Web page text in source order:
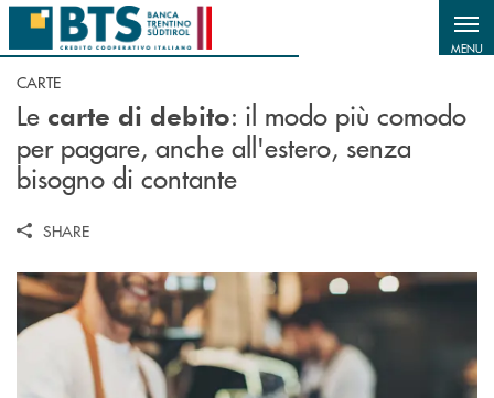
Salta al contenuto principale
MENU
CARTE
Le carte di debito: il modo più comodo
per pagare, anche all'estero, senza
bisogno di contante
SHARE